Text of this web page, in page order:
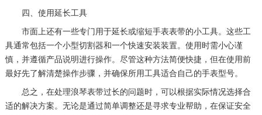
四、使用延长工具
市面上还有一些专门用于延长或缩短手表表带的小工具。这些工
具通常包括一个小型切割器和一个快速安装装置。使用时需小心谨
慎，并遵循产品说明进行操作。尽管这种方法简便快捷，但在使用前
最好先了解清楚操作步骤，并确保所用工具适合自己的手表型号。
总之，在处理浪琴表带过长的问题时，可以根据实际情况选择合
适的解决方案。无论是通过简单调整还是寻求专业帮助，在保证安全